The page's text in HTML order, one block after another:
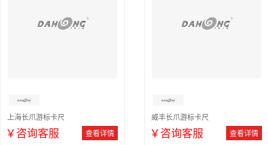
上海长爪游标卡尺
￥咨询客服 查看详情
威丰长爪游标卡尺
￥咨询客服 查看详情